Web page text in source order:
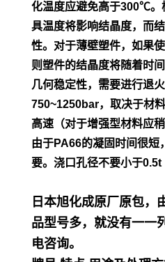
化温度应避免高于300℃
具温度将影响结晶度，而
性。对于薄壁塑件，如果
则塑件的结晶度将随着时
几何稳定性，需要进行退火
750~1250bar，取决于材料
高速（对于增强型材料应
由于PA66的凝固时间很短
要。浇口孔径不要小于0.5t
日本旭化成原厂原包，
品型号多，就没有一一
电咨询。